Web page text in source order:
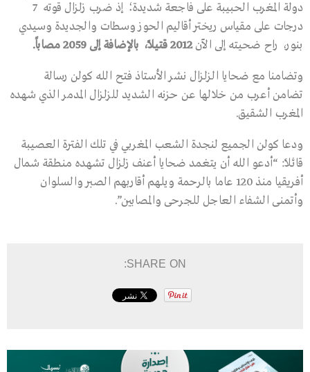
دولة المغرب الحبيبة على فاجعة شديدة؛ إذ ضرب زلزال قوته 7
درجات على مقياس ريختر أقاليم الحوز وسطات والجديدة وسيدي
بنور، راح ضحيته إلى الآن2012 قتيلاً، بالإضافة إلى 2059 مصاباً.
وتضامنا مع ضحايا الزلزال نشر الأستاذ فتح الله كولن رسالة
تضامن أعرب من خلالها عن حزنه الشديد للزلزال المدمر الذي شهده
المغرب الشقيق.
ودعا كولن الجميع لنجدة الشعب المغربي في تلك الفترة العصيبة
قائلًا: “أدعو الله أن يتغمد ضحايا أعنف زلزال تشهده منطقة شمال
أفريقيا منذ 120 عاما بالرحمة ويلهم أقاربهم الصبر والسلوان
وأتمنى الشفاء العاجل للجرحى والمصابين”.
SHARE ON: